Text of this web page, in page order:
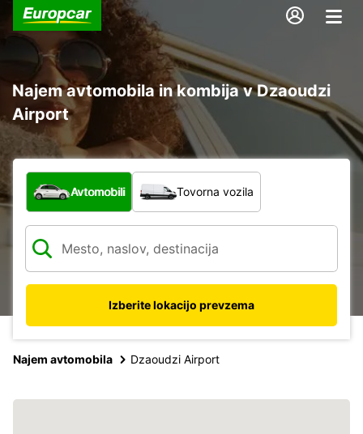
Najem avtomobila in kombija v Dzaoudzi
Airport
Katera vrsta vozila?
Avtomobili Tovorna vozila
Izberite lokacijo prevzema
Najem avtomobila Dzaoudzi Airport